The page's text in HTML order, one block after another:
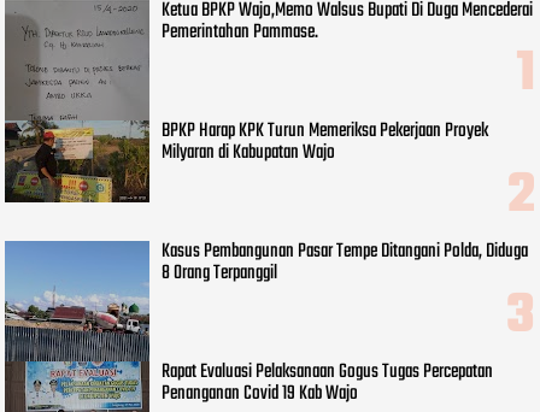
Ketua BPKP Wajo,Memo Walsus Bupati Di Duga Mencederai
Pemerintahan Pammase.
BPKP Harap KPK Turun Memeriksa Pekerjaan Proyek
Milyaran di Kabupatan Wajo
Kasus Pembangunan Pasar Tempe Ditangani Polda, Diduga
8 Orang Terpanggil
Rapat Evaluasi Pelaksanaan Gogus Tugas Percepatan
Penanganan Covid 19 Kab Wajo